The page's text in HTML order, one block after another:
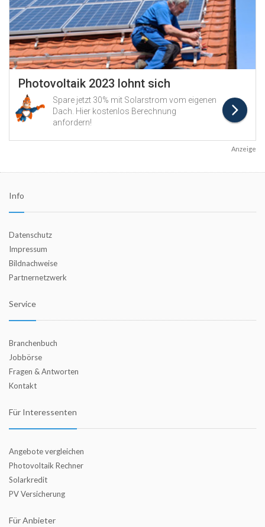
Anzeige
Info
Datenschutz
Impressum
Bildnachweise
Partnernetzwerk
Service
Branchenbuch
Jobbörse
Fragen & Antworten
Kontakt
Für Interessenten
Angebote vergleichen
Photovoltaik Rechner
Solarkredit
PV Versicherung
Für Anbieter